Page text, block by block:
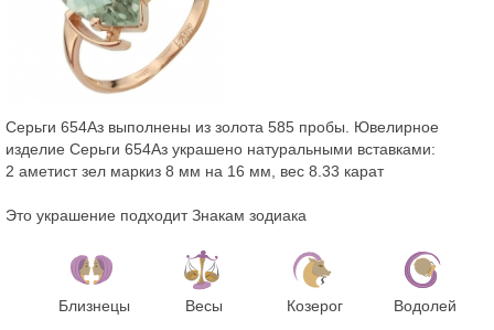
Серьги 654Аз выполнены из золота 585 пробы. Ювелирное
изделие Серьги 654Аз украшено натуральными вставками:
2 аметист зел маркиз 8 мм на 16 мм, вес 8.33 карат
Это украшение подходит Знакам зодиака
Близнецы Весы Козерог Водолей